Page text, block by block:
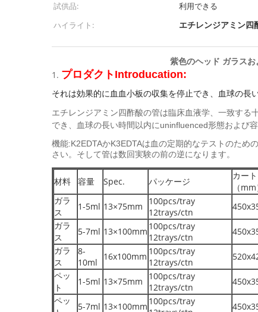
試供品:
利用できる
ハイライト:
エチレンジアミン四
紫色のヘッド ガラス
1. プロダクトIntroducation:
それは効果的に血血小板の収集を停止でき、血球の長
エチレンジアミン四酢酸の管は臨床血液学、一致する
でき、血球の長い時間以内にuninfluenced形態および
機能:K2EDTAかK3EDTAは血の定期的なテストのため
さい。そして管は数回実験の前の逆になります。
材料 容量 Spec. パッケージ
カー
（mm
ガラ
ス
1-5ml 13×75mm
100pcs/tray
12trays/ctn
ガラ
ス
5-7ml 13×100mm 100pcs/tray
12trays/ctn
ガラ
ス
8-
10ml
16x100mm 100pcs/tray
12trays/ctn
ペッ
ト
1-5ml 13×75mm
100pcs/tray
12trays/ctn
ペッ
5-7ml 13×100mm 100pcs/tray